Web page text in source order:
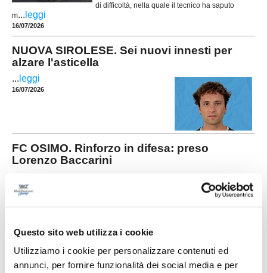
Questo sito web utilizza i cookie
Utilizziamo i cookie per personalizzare contenuti ed
annunci, per fornire funzionalità dei social media e per
di difficoltà, nella quale il tecnico ha saputo
m... leggi
16/07/2026
NUOVA SIROLESE. Sei nuovi innesti per
alzare l'asticella
... leggi
16/07/2026
FC OSIMO. Rinforzo in difesa: preso
Lorenzo Baccarini
reparto arretrato con l'ingaggio del difensore
centrale Lorenzo Baccarini, classe 2003, reduce
dall'ultima stagione disputata con la
16/07/2026
BIAGIO NAZZARO. Innesto in difesa: ecco il
centrale Thomas Bellucci